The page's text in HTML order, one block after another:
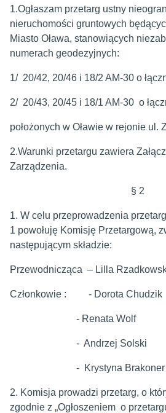
1.Ogłaszam przetarg ustny
nieruchomości gruntowych
Miasto Oława, stanowiących
numerach geodezyjnych:
1/ 20/42, 20/46 i 18/2 AM-30 o
2/ 20/43, 20/45 i 18/1 AM-30 o
położonych w Oławie w rejonie ul.
2.Warunki przetargu zawiera
Zarządzenia.
§ 2
1. W celu przeprowadzenia
1 powołuję Komisję Przetargową,
następującym składzie:
Przewodnicząca – Lilla
Członkowie : - Dorota Chudzik
- Renata Wolf
- Andrzej Solski
- Krystyna Brakoner
2. Komisja prowadzi przetarg, o
zgodnie z „Ogłoszeniem o